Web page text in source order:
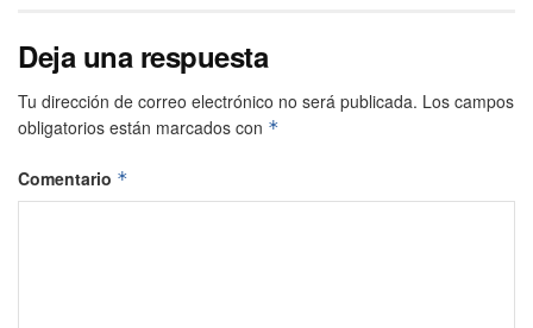
Deja una respuesta
Tu dirección de correo electrónico no será publicada. Los campos
obligatorios están marcados con *
Comentario *